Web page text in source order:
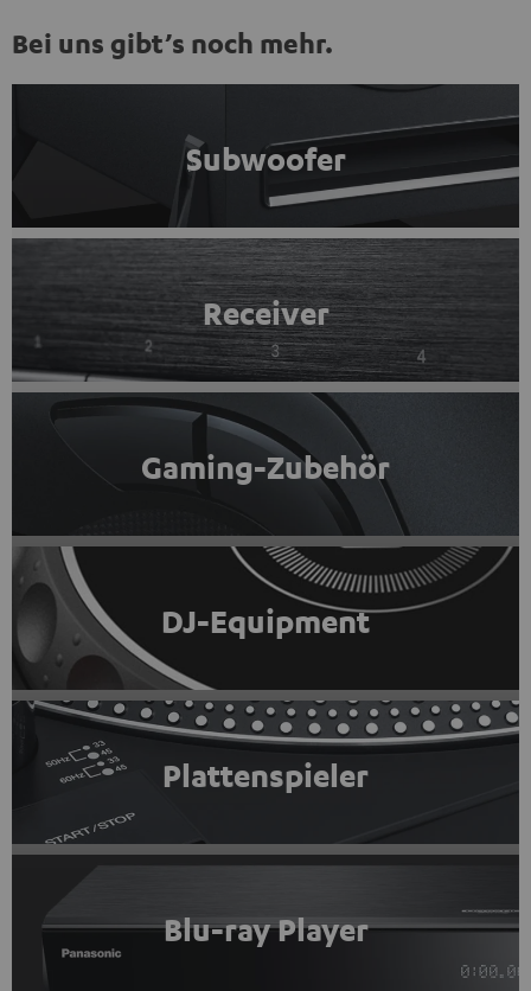
Bei uns gibt’s noch mehr.
Subwoofer
Receiver
Gaming-Zubehör
DJ-Equipment
Plattenspieler
Blu-ray Player